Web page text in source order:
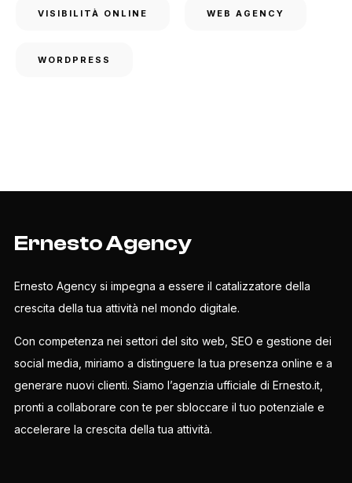
VISIBILITÀ ONLINE WEB AGENCY
WORDPRESS
Ernesto Agency
Ernesto Agency si impegna a essere il catalizzatore della
crescita della tua attività nel mondo digitale.
Con competenza nei settori del sito web, SEO e gestione dei
social media, miriamo a distinguere la tua presenza online e a
generare nuovi clienti. Siamo l’agenzia ufficiale di Ernesto.it,
pronti a collaborare con te per sbloccare il tuo potenziale e
accelerare la crescita della tua attività.